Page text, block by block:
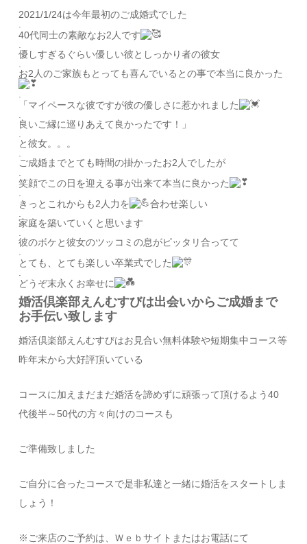
2021/1/24は今年最初のご成婚式でした
40代同士の素敵なお2人です
優しすぎるぐらい優しい彼としっかり者の彼女
お2人のご家族もとっても喜んでいるとの事で本当に良かった
「マイペースな彼ですが彼の優しさに惹かれました
良いご縁に巡りあえて良かったです！」
と彼女。。。
ご成婚までとても時間の掛かったお2人でしたが
笑顔でこの日を迎える事が出来て本当に良かった
きっとこれからも2人力を
合わせ楽しい
家庭を築いていくと思います
彼のボケと彼女のツッコミの息がピッタリ合ってて
とても、とても楽しい卒業式でした
どうぞ末永くお幸せに
婚活倶楽部えんむすびは出会いからご成婚まで
お手伝い致します
婚活倶楽部えんむすびはお見合い無料体験や短期集中コース等
昨年末から大好評頂いている
コースに加えまだまだ婚活を諦めずに頑張って頂けるよう40
代後半～50代の方々向けのコースも
ご準備致しました
ご自分に合ったコースで是非私達と一緒に婚活をスタートしま
しょう！
※ご来店のご予約は、Ｗｅｂサイトまたはお電話にて